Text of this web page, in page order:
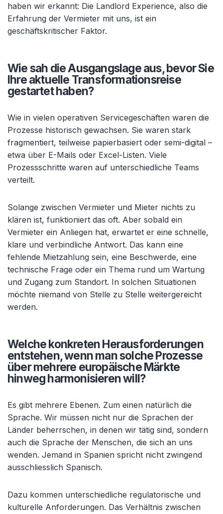
haben wir erkannt: Die Landlord Experience, also die
Erfahrung der Vermieter mit uns, ist ein
geschäftskritischer Faktor.
Wie sah die Ausgangslage aus, bevor Sie
Ihre aktuelle Transformationsreise
gestartet haben?
Wie in vielen operativen Servicegeschäften waren die
Prozesse historisch gewachsen. Sie waren stark
fragmentiert, teilweise papierbasiert oder semi-digital –
etwa über E-Mails oder Excel-Listen. Viele
Prozessschritte waren auf unterschiedliche Teams
verteilt.
Solange zwischen Vermieter und Mieter nichts zu
klären ist, funktioniert das oft. Aber sobald ein
Vermieter ein Anliegen hat, erwartet er eine schnelle,
klare und verbindliche Antwort. Das kann eine
fehlende Mietzahlung sein, eine Beschwerde, eine
technische Frage oder ein Thema rund um Wartung
und Zugang zum Standort. In solchen Situationen
möchte niemand von Stelle zu Stelle weitergereicht
werden.
Welche konkreten Herausforderungen
entstehen, wenn man solche Prozesse
über mehrere europäische Märkte
hinweg harmonisieren will?
Es gibt mehrere Ebenen. Zum einen natürlich die
Sprache. Wir müssen nicht nur die Sprachen der
Länder beherrschen, in denen wir tätig sind, sondern
auch die Sprache der Menschen, die sich an uns
wenden. Jemand in Spanien spricht nicht zwingend
ausschliesslich Spanisch.
Dazu kommen unterschiedliche regulatorische und
kulturelle Anforderungen. Das Verhältnis zwischen